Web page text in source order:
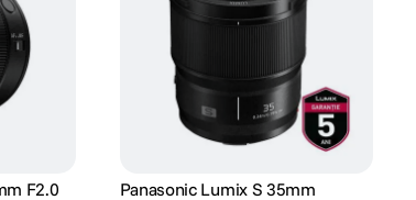
a MTF indica distanta fata de
F2.0
Panasonic Lumix S 35mm